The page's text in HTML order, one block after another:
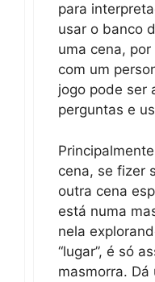
para
usar o banco
uma cena,
com um
jogo pode ser
perguntas e
cena, se fizer
outra cena
está numa
nela
“lugar”, é só
masmorra.